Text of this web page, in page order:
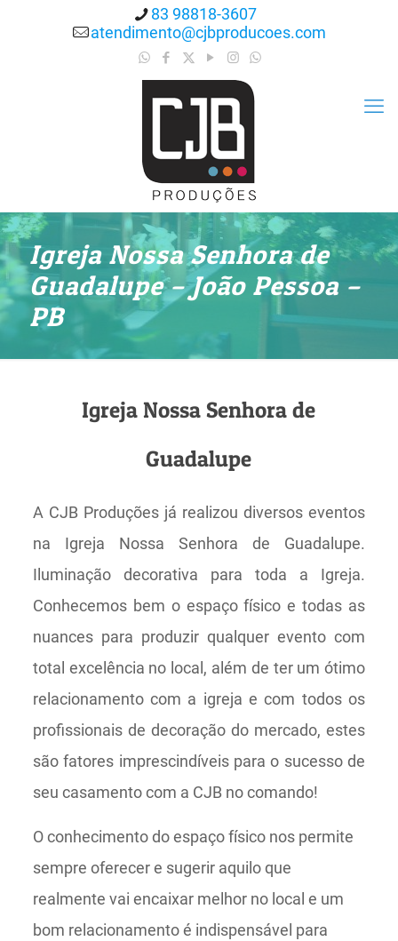
83 98818-3607
atendimento@cjbproducoes.com
Igreja Nossa Senhora de
Guadalupe – João Pessoa –
PB
Igreja Nossa Senhora de
Guadalupe
A CJB Produções já realizou diversos eventos
na Igreja Nossa Senhora de Guadalupe.
Iluminação decorativa para toda a Igreja.
Conhecemos bem o espaço físico e todas as
nuances para produzir qualquer evento com
total excelência no local, além de ter um ótimo
relacionamento com a igreja e com todos os
profissionais de decoração do mercado, estes
são fatores imprescindíveis para o sucesso de
seu casamento com a CJB no comando!
O conhecimento do espaço físico nos permite
sempre oferecer e sugerir aquilo que
realmente vai encaixar melhor no local e um
bom relacionamento é indispensável para